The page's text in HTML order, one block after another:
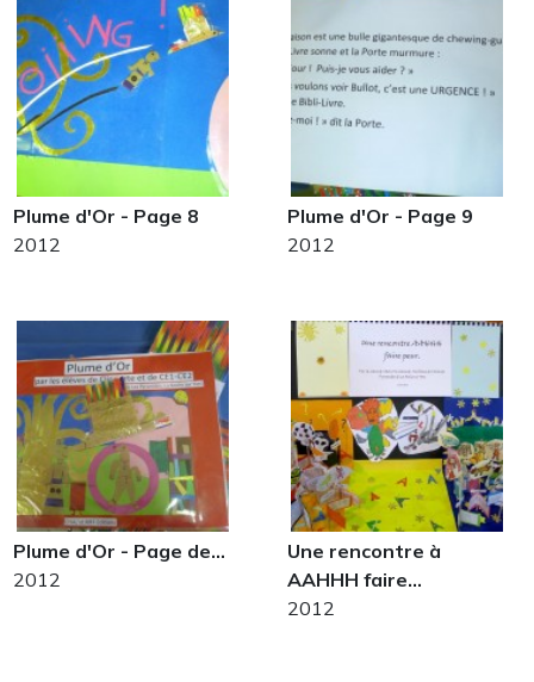
Plume d'Or - Page 8
2012
Plume d'Or - Page 9
2012
Plume d'Or - Page de…
2012
Une rencontre à
AAHHH faire…
2012